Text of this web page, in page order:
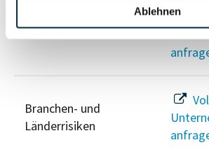
Ablehnen
Insolvenzinformationen
Branchen- und
Länderrisiken